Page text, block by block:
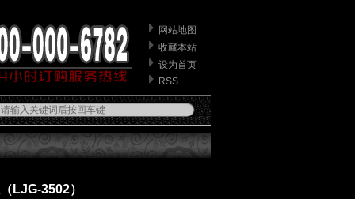
网站地图
收藏本站
设为首页
RSS
LJG-3502）